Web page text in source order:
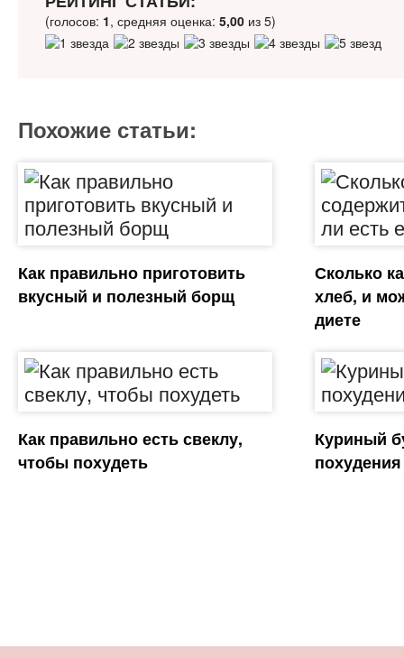
(голосов: 1, средняя оценка: 5,00из 5)
Похожие статьи:
Как правильно приготовить
вкусный и полезный борщ
Сколько
хлеб, и
диете
Как правильно есть свеклу,
чтобы похудеть
Куриный
похудения